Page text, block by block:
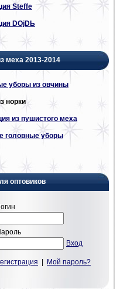
Steffe
DОjDЬ
меха 2013-2014
уборы из овчины
норки
из пушистого меха
головные уборы
оптовиков
Вход
Мой пароль?